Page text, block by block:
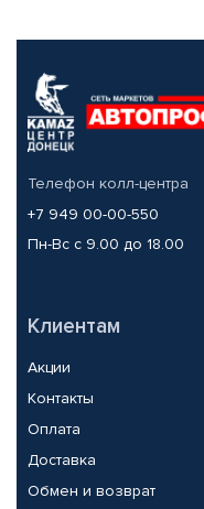
Телефон колл-центра
+7 949 00-00-550
Пн-Вс с 9.00 до 18.00
Клиентам
Акции
Контакты
Оплата
Доставка
Обмен и возврат